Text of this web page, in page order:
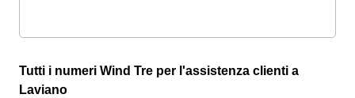
Tutti i numeri Wind Tre per l'assistenza clienti a
Laviano